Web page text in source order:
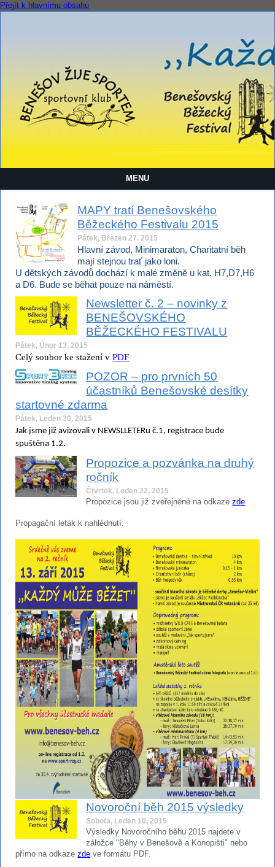
Přejít k hlavnímu obsahu
MENU
MAPY tratí Benešovského
Běžeckého Festivalu 2015
Pátek, Březen 27, 2015
Hlavní závod, Minimaraton, Charitatní běh
mají stejnou trať jako loni.
U dětských závodů dochází k malé změně u kat. H7,D7,H6
a D6. Bude se běhat pouze na náměstí.
Newsletter č. 2 – novinky z
BENEŠOVSKÉHO
BĚŽECKÉHO FESTIVALU
Pátek, Únor 13, 2015
Celý soubor ke stažení vPDF
POZOR – pro prvních 50
účastníků Benešovské desítky
startovné zdarma
Pátek, Leden 30, 2015
Jak jsme již avizovali v NEWSLLETERu č.1, registrace bude
spuštěna 1.2.
Propozice a pozvánka na druhý
ročník
Čtvrtek, Leden 22, 2015
Propozice jsou již zveřejněné na odkazezde
Propagační leták k nahlédnutí:
Novoroční běh 2015 výsledky
Sobota, Leden 10, 2015
Výsledky Novoročního běhu 2015 najdete v
záložce "Běhy v Benešově a Konopišti" nebo
přímo na odkazezde ve formátu PDF.